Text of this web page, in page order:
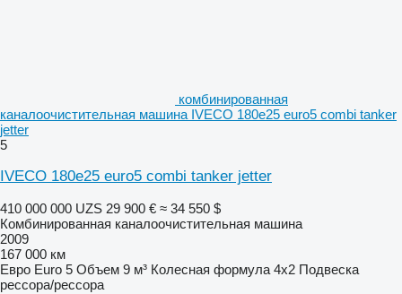
комбинированная
каналоочистительная машина IVECO 180e25 euro5 combi tanker
jetter
5
IVECO 180e25 euro5 combi tanker jetter
410 000 000 UZS 29 900 € ≈ 34 550 $
Комбинированная каналоочистительная машина
2009
167 000 км
Евро Euro 5 Объем 9 м³ Колесная формула 4x2 Подвеска
рессора/рессора